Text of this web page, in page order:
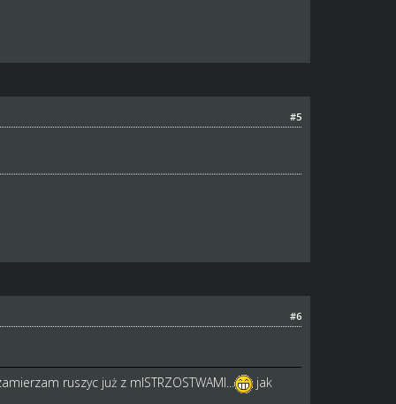
#5
#6
ruszyc już z mISTRZOSTWAMI... jak